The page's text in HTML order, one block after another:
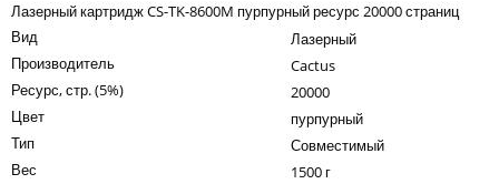
Lexmark
OKI
Panasonic
Лазерный картридж CS-TK-8600M пурпурный ресурс 20000 страниц
Вид
Лазерный
Производитель
Cactus
Ресурс, стр. (5%)
20000
Цвет
пурпурный
Тип
Совместимый
Вес
1500 г